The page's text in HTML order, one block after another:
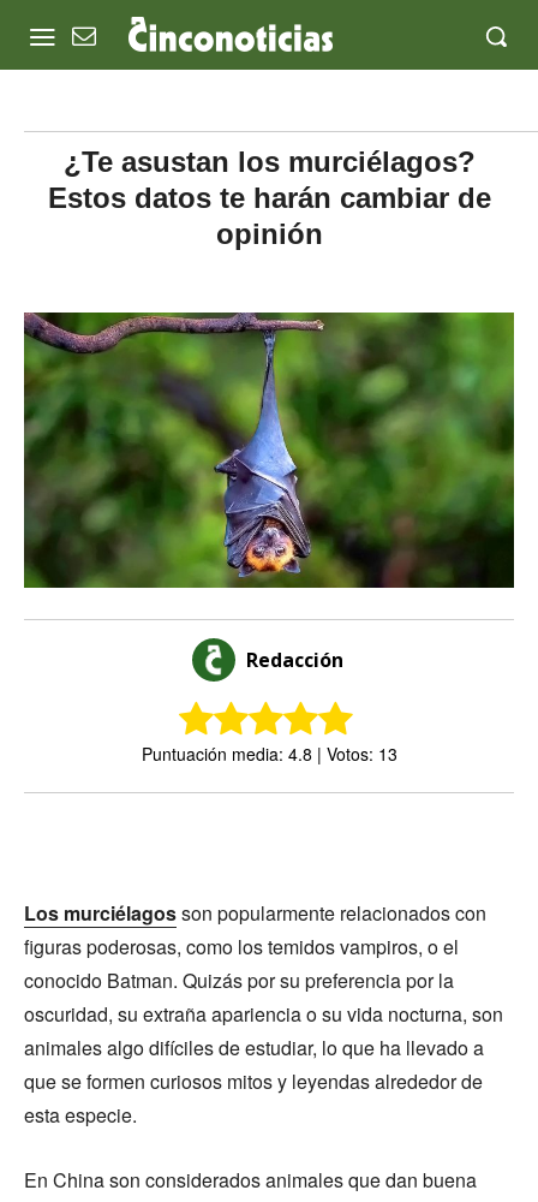
¿Te asustan los murciélagos?
Estos datos te harán cambiar de
opinión
Redacción
Puntuación media: 4.8 | Votos: 13
Los murciélagosson popularmente relacionados con
figuras poderosas, como los temidos vampiros, o el
conocido Batman. Quizás por su preferencia por la
oscuridad, su extraña apariencia o su vida nocturna, son
animales algo difíciles de estudiar, lo que ha llevado a
que se formen curiosos mitos y leyendas alrededor de
esta especie.
En China son considerados animales que dan buena